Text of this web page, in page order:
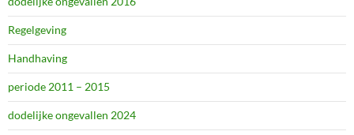
Regelgeving
Handhaving
periode 2011 – 2015
dodelijke ongevallen 2024